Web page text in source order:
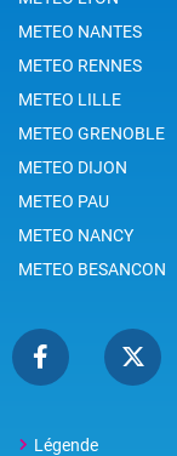
METEO NANTES
METEO RENNES
METEO LILLE
METEO GRENOBLE
METEO DIJON
METEO PAU
METEO NANCY
METEO BESANCON
Légende